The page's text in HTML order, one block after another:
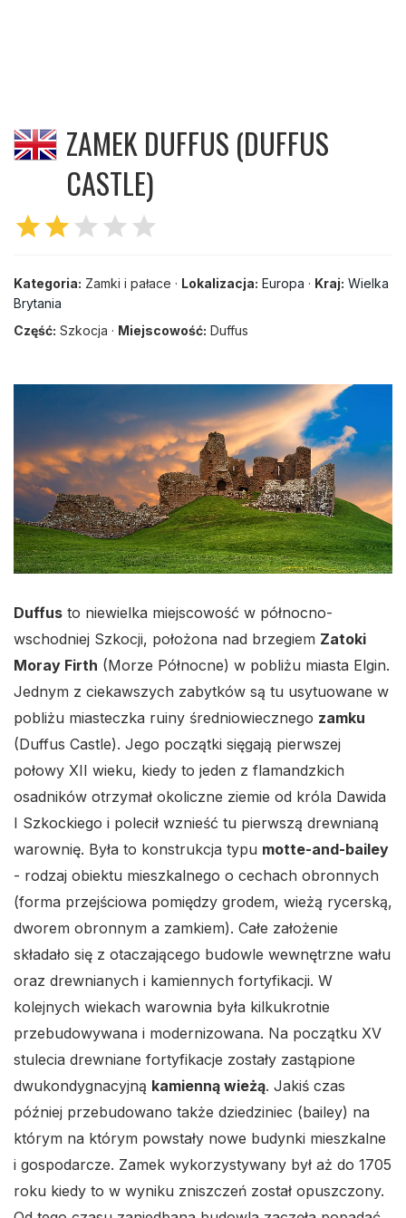
ZAMEK DUFFUS (DUFFUS
CASTLE)
starstar star star star
Kategoria: Zamki i pałace · Lokalizacja: Europa · Kraj: Wielka
Brytania
Część: Szkocja · Miejscowość: Duffus
Duffus to niewielka miejscowość w północno-
wschodniej Szkocji, położona nad brzegiem Zatoki
Moray Firth (Morze Północne) w pobliżu miasta Elgin.
Jednym z ciekawszych zabytków są tu usytuowane w
pobliżu miasteczka ruiny średniowiecznego zamku
(Duffus Castle). Jego początki sięgają pierwszej
połowy XII wieku, kiedy to jeden z flamandzkich
osadników otrzymał okoliczne ziemie od króla Dawida
I Szkockiego i polecił wznieść tu pierwszą drewnianą
warownię. Była to konstrukcja typu motte-and-bailey
- rodzaj obiektu mieszkalnego o cechach obronnych
(forma przejściowa pomiędzy grodem, wieżą rycerską,
dworem obronnym a zamkiem). Całe założenie
składało się z otaczającego budowle wewnętrzne wału
oraz drewnianych i kamiennych fortyfikacji. W
kolejnych wiekach warownia była kilkukrotnie
przebudowywana i modernizowana. Na początku XV
stulecia drewniane fortyfikacje zostały zastąpione
dwukondygnacyjną kamienną wieżą. Jakiś czas
później przebudowano także dziedziniec (bailey) na
którym na którym powstały nowe budynki mieszkalne
i gospodarcze. Zamek wykorzystywany był aż do 1705
roku kiedy to w wyniku zniszczeń został opuszczony.